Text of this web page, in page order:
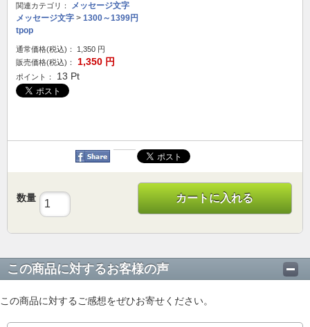
関連カテゴリ：
メッセージ文字
メッセージ文字 > 1300～1399円
tpop
通常価格(税込)： 1,350 円
販売価格(税込)：
1,350 円
ポイント： 13 Pt
数量 カートに入れる
この商品に対するお客様の声
この商品に対するご感想をぜひお寄せください。